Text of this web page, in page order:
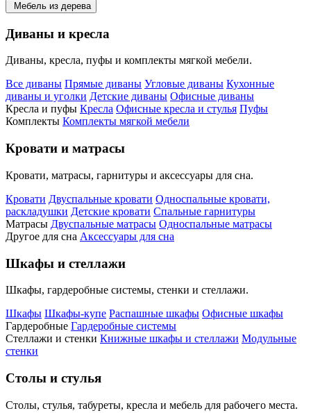
Мебель из дерева
Диваны и кресла
Диваны, кресла, пуфы и комплекты мягкой мебели.
Все диваны Прямые диваны Угловые диваны Кухонные
диваны и уголки Детские диваны Офисные диваны
Кресла и пуфы Кресла Офисные кресла и стулья Пуфы
Комплекты Комплекты мягкой мебели
Кровати и матрасы
Кровати, матрасы, гарнитуры и аксессуары для сна.
Кровати Двуспальные кровати Односпальные кровати,
раскладушки Детские кровати Спальные гарнитуры
Матрасы Двуспальные матрасы Односпальные матрасы
Другое для сна Аксессуары для сна
Шкафы и стеллажи
Шкафы, гардеробные системы, стенки и стеллажи.
Шкафы Шкафы-купе Распашные шкафы Офисные шкафы
Гардеробные Гардеробные системы
Стеллажи и стенки Книжные шкафы и стеллажи Модульные
стенки
Столы и стулья
Столы, стулья, табуреты, кресла и мебель для рабочего места.